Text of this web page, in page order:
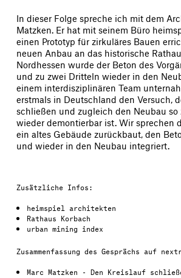
In dieser Folge spreche ich mit dem
Matzken. Er hat mit seinem Büro
einen Prototyp für zirkuläres Bauen
neuen Anbau an das historische
Nordhessen wurde der Beton des
und zu zwei Dritteln wieder in den
einem interdisziplinären Team
erstmals in Deutschland den Versuch,
schließen und zugleich den Neubau so
wieder demontierbar ist. Wir sprechen
ein altes Gebäude zurückbaut, den
und wieder in den Neubau integriert.
Zusätzliche Infos:
heimspiel architekten
Rathaus Korbach
urban mining index
Zusammenfassung des Gesprächs auf
Marc Matzken - Den Kreislauf